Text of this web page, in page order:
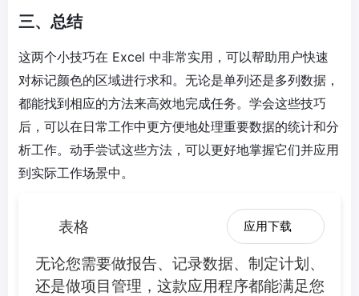
三、总结
这两个小技巧在 Excel 中非常实用，可以帮助用户快速
对标记颜色的区域进行求和。无论是单列还是多列数据，
都能找到相应的方法来高效地完成任务。学会这些技巧
后，可以在日常工作中更方便地处理重要数据的统计和分
析工作。动手尝试这些方法，可以更好地掌握它们并应用
到实际工作场景中。
表格 应用下载
无论您需要做报告、记录数据、制定计划、
还是做项目管理，这款应用程序都能满足您